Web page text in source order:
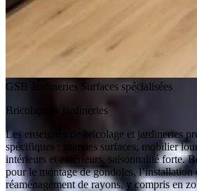
GSB Jardineries Surfaces spécialisées
Bricolage & jardineries
Les enseignes de bricolage et jardineries
spécifiques : grandes surfaces, mobilier
intérieurs et extérieurs, saisonnalité forte.
pour le montage de gondoles,
réaménagement de rayons, y compris en